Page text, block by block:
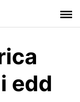
edd